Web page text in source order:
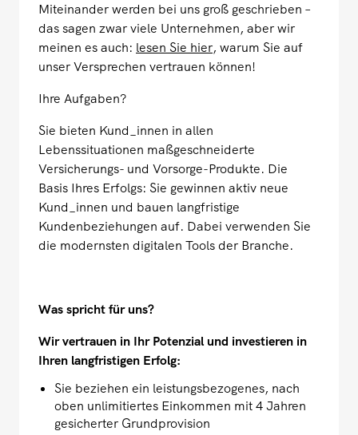
Miteinander werden bei uns groß geschrieben –
das sagen zwar viele Unternehmen, aber wir
meinen es auch: lesen Sie hier, warum Sie auf
unser Versprechen vertrauen können!
Ihre Aufgaben?
Sie bieten Kund_innen in allen
Lebenssituationen maßgeschneiderte
Versicherungs- und Vorsorge-Produkte. Die
Basis Ihres Erfolgs: Sie gewinnen aktiv neue
Kund_innen und bauen langfristige
Kundenbeziehungen auf. Dabei verwenden Sie
die modernsten digitalen Tools der Branche.
Was spricht für uns?
Wir vertrauen in Ihr Potenzial und investieren in
Ihren langfristigen Erfolg:
Sie beziehen ein leistungsbezogenes, nach
oben unlimitiertes Einkommen mit 4 Jahren
gesicherter Grundprovision